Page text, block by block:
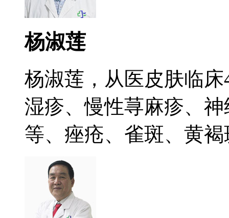
杨淑莲
杨淑莲，从医皮肤临
湿疹、慢性荨麻疹、
等、痤疮、雀斑、黄褐